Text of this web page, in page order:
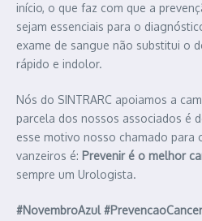
início, o que faz com que a
sejam essenciais para o
exame de sangue não substitui o
rápido e indolor.
Nós do SINTRARC apoiamos a
parcela dos nossos associados é
esse motivo nosso chamado para
vanzeiros é: Prevenir é o melhor
sempre um Urologista.
#NovembroAzul